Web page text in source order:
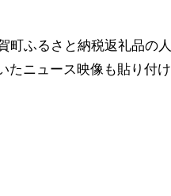
町ふるさと納税返礼品の人
たニュース映像も貼り付け